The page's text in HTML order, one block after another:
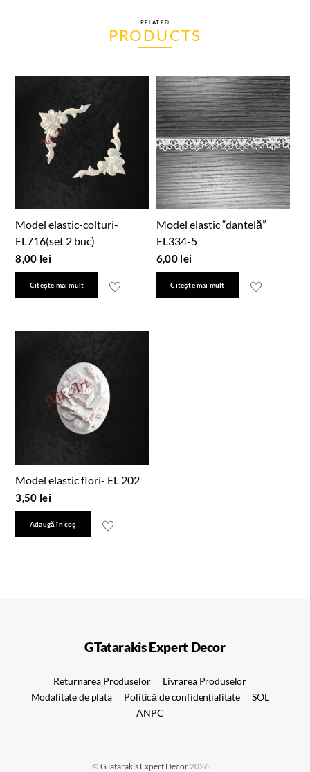
RELATED
PRODUCTS
Model elastic-colturi-
EL716(set 2 buc)
8,00 lei
Citește mai mult
Model elastic “dantelă”
EL334-5
6,00 lei
Citește mai mult
Model elastic flori- EL 202
3,50 lei
Adaugă în coș
GTatarakis Expert Decor
Returnarea Produselor
Livrarea Produselor
Modalitate de plata
Politică de confidențialitate
SOL
ANPC
©GTatarakis Expert Decor 2026